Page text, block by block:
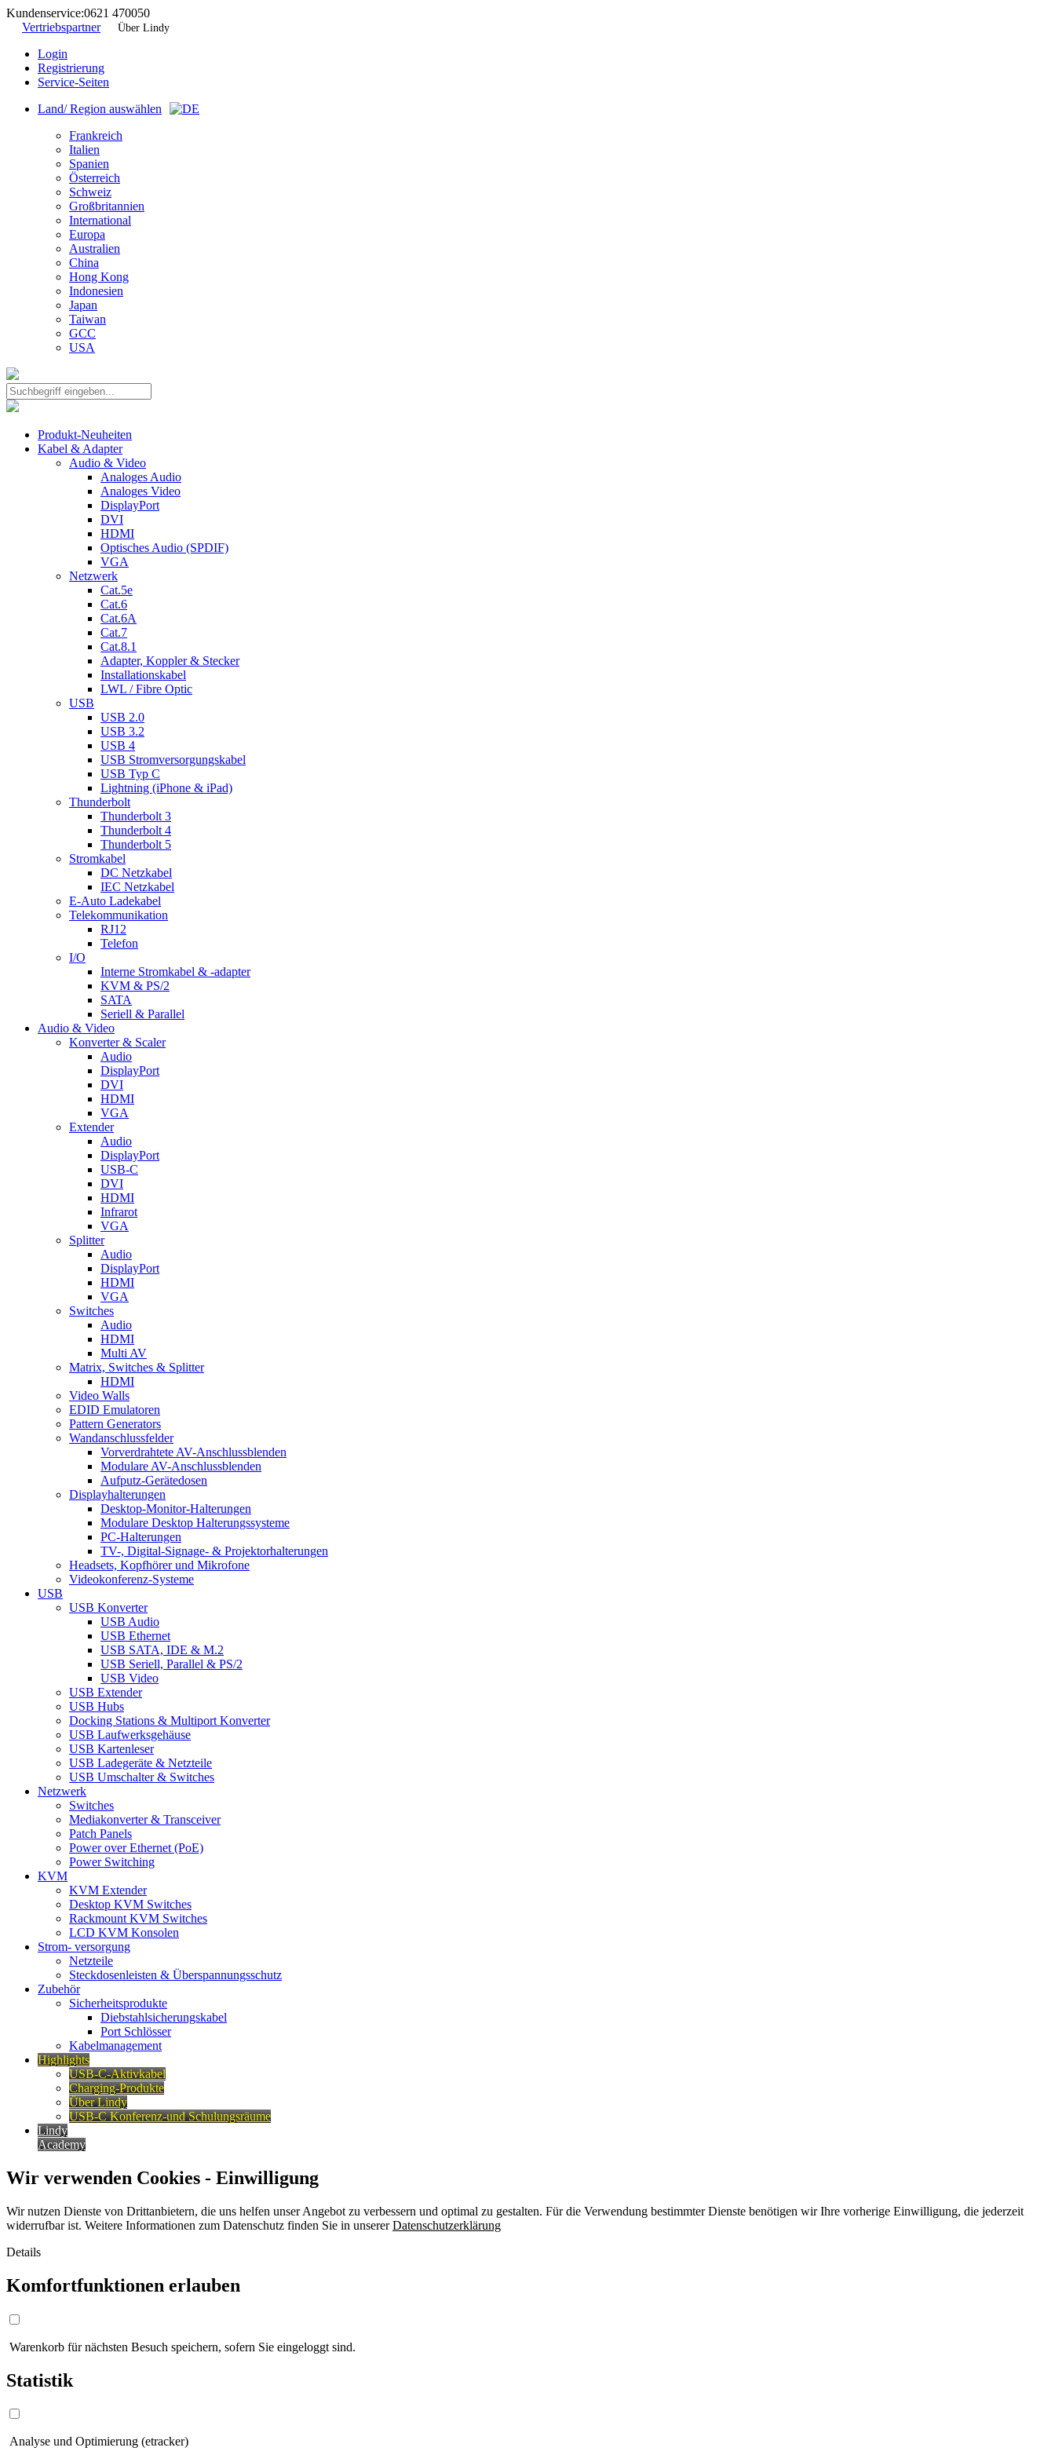
Kundenservice:0621 470050
Vertriebspartner
Über Lindy
Login
Registrierung
Service-Seiten
Land/ Region auswählen
Frankreich
Italien
Spanien
Österreich
Schweiz
Großbritannien
International
Europa
Australien
China
Hong Kong
Indonesien
Japan
Taiwan
GCC
USA
Produkt-Neuheiten
Kabel & Adapter
Audio & Video
Analoges Audio
Analoges Video
DisplayPort
DVI
HDMI
Optisches Audio (SPDIF)
VGA
Netzwerk
Cat.5e
Cat.6
Cat.6A
Cat.7
Cat.8.1
Adapter, Koppler & Stecker
Installationskabel
LWL / Fibre Optic
USB
USB 2.0
USB 3.2
USB 4
USB Stromversorgungskabel
USB Typ C
Lightning (iPhone & iPad)
Thunderbolt
Thunderbolt 3
Thunderbolt 4
Thunderbolt 5
Stromkabel
DC Netzkabel
IEC Netzkabel
E-Auto Ladekabel
Telekommunikation
RJ12
Telefon
I/O
Interne Stromkabel & -adapter
KVM & PS/2
SATA
Seriell & Parallel
Audio & Video
Konverter & Scaler
Audio
DisplayPort
DVI
HDMI
VGA
Extender
Audio
DisplayPort
USB-C
DVI
HDMI
Infrarot
VGA
Splitter
Audio
DisplayPort
HDMI
VGA
Switches
Audio
HDMI
Multi AV
Matrix, Switches & Splitter
HDMI
Video Walls
EDID Emulatoren
Pattern Generators
Wandanschlussfelder
Vorverdrahtete AV-Anschlussblenden
Modulare AV-Anschlussblenden
Aufputz-Gerätedosen
Displayhalterungen
Desktop-Monitor-Halterungen
Modulare Desktop Halterungssysteme
PC-Halterungen
TV-, Digital-Signage- & Projektorhalterungen
Headsets, Kopfhörer und Mikrofone
Videokonferenz-Systeme
USB
USB Konverter
USB Audio
USB Ethernet
USB SATA, IDE & M.2
USB Seriell, Parallel & PS/2
USB Video
USB Extender
USB Hubs
Docking Stations & Multiport Konverter
USB Laufwerksgehäuse
USB Kartenleser
USB Ladegeräte & Netzteile
USB Umschalter & Switches
Netzwerk
Switches
Mediakonverter & Transceiver
Patch Panels
Power over Ethernet (PoE)
Power Switching
KVM
KVM Extender
Desktop KVM Switches
Rackmount KVM Switches
LCD KVM Konsolen
Strom- versorgung
Netzteile
Steckdosenleisten & Überspannungsschutz
Zubehör
Sicherheitsprodukte
Diebstahlsicherungskabel
Port Schlösser
Kabelmanagement
Highlights
USB-C-Aktivkabel
Charging-Produkte
Über Lindy
USB-C Konferenz-und Schulungsräume
Lindy
Academy
Wir verwenden Cookies - Einwilligung
Wir nutzen Dienste von Drittanbietern, die uns helfen unser Angebot zu verbessern und optimal zu gestalten. Für die Verwendung bestimmter Dienste benötigen wir Ihre vorherige Einwilligung, die jederzeit
widerrufbar ist. Weitere Informationen zum Datenschutz finden Sie in unsererDatenschutzerklärung
Details
Komfortfunktionen erlauben
Warenkorb für nächsten Besuch speichern, sofern Sie eingeloggt sind.
Statistik
Analyse und Optimierung (etracker)